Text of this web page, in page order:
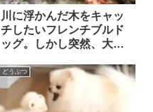
川に浮かんだ木をキャッ
チしたいフレンチブルド
ッグ。しかし突然、大き
どうぶつ